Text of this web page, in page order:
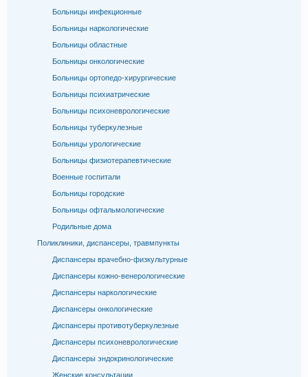
Больницы инфекционные
Больницы наркологические
Больницы областные
Больницы онкологические
Больницы ортопедо-хирургические
Больницы психиатрические
Больницы психоневрологические
Больницы туберкулезные
Больницы урологические
Больницы физиотерапевтические
Военные госпитали
Больницы городские
Больницы офтальмологические
Родильные дома
Поликлиники, диспансеры, травмпункты
Диспансеры врачебно-физкультурные
Диспансеры кожно-венерологические
Диспансеры наркологические
Диспансеры онкологические
Диспансеры противотуберкулезные
Диспансеры психоневрологические
Диспансеры эндокринологические
Женские консультации